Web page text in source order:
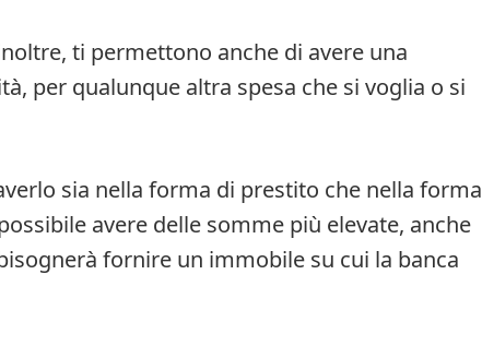
ti permettono anche di avere una
per qualunque altra spesa che si voglia o si
sia nella forma di prestito che nella forma
avere delle somme più elevate, anche
fornire un immobile su cui la banca